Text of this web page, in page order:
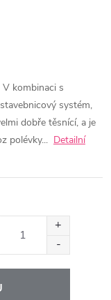
V kombinaci s
systém,
dobře těsnící, a je
polévky... Detailní